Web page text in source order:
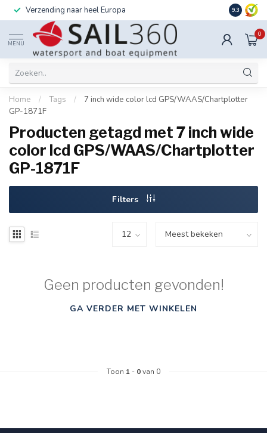
Verzending naar heel Europa Ook
9.3
MENU
0
Home / Tags /
7 inch wide color lcd GPS/WAAS/Chartplotter
GP-1871F
Producten getagd met 7 inch wide
color lcd GPS/WAAS/Chartplotter
GP-1871F
Filters
Geen producten gevonden!
GA VERDER MET WINKELEN
Toon 1 - 0van 0